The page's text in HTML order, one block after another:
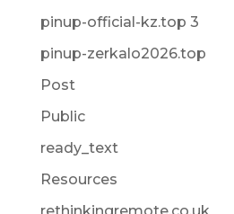
pinup-official-kz.top 3
pinup-zerkalo2026.top
Post
Public
ready_text
Resources